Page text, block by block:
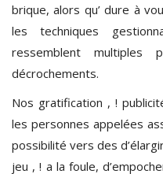
brique, alors qu’ dure à
les techniques
ressemblent
décrochements.
Nos gratification , !
les personnes appelées
possibilité vers des
jeu , ! a la foule,